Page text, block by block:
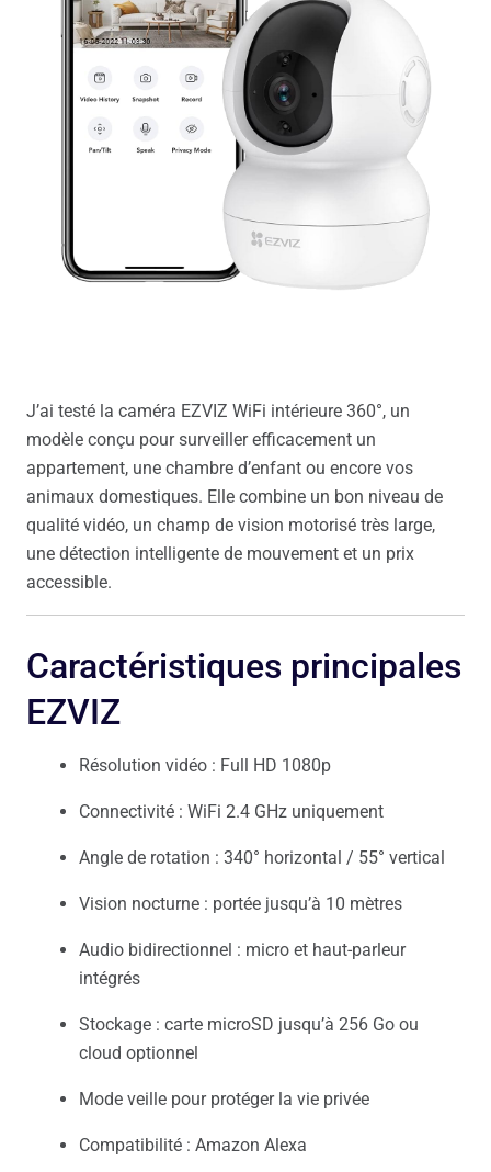
J’ai testé la caméra EZVIZ WiFi intérieure 360°, un
modèle conçu pour surveiller efficacement un
appartement, une chambre d’enfant ou encore vos
animaux domestiques. Elle combine un bon niveau de
qualité vidéo, un champ de vision motorisé très large,
une détection intelligente de mouvement et un prix
accessible.
Caractéristiques principales
EZVIZ
Résolution vidéo : Full HD 1080p
Connectivité : WiFi 2.4 GHz uniquement
Angle de rotation : 340° horizontal / 55° vertical
Vision nocturne : portée jusqu’à 10 mètres
Audio bidirectionnel : micro et haut-parleur
intégrés
Stockage : carte microSD jusqu’à 256 Go ou
cloud optionnel
Mode veille pour protéger la vie privée
Compatibilité : Amazon Alexa